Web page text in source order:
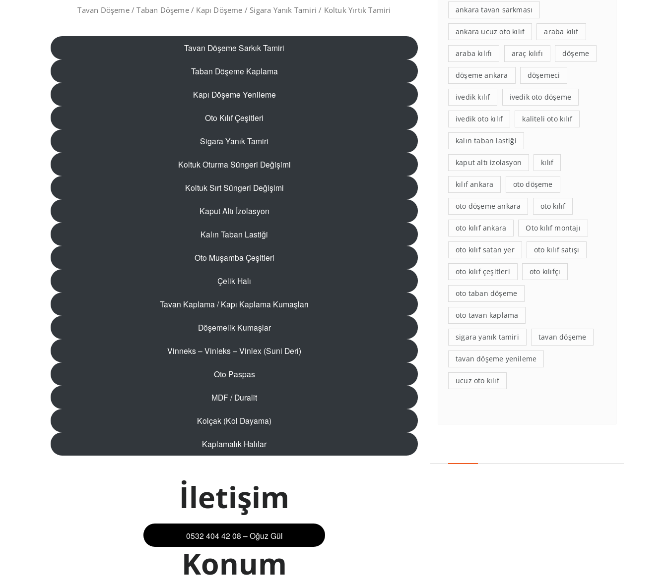
Tavan Döşeme / Taban Döşeme / Kapı Döşeme / Sigara Yanık Tamiri / Koltuk Yırtık Tamiri
Tavan Döşeme Sarkık Tamiri
Taban Döşeme Kaplama
Kapı Döşeme Yenileme
Oto Kılıf Çeşitleri
Sigara Yanık Tamiri
Koltuk Oturma Süngeri Değişimi
Koltuk Sırt Süngeri Değişimi
Kaput Altı İzolasyon
Kalın Taban Lastiği
Oto Muşamba Çeşitleri
Çelik Halı
Tavan Kaplama / Kapı Kaplama Kumaşları
Döşemelik Kumaşlar
Vinneks – Vinleks – Vinlex (Suni Deri)
Oto Paspas
MDF / Duralit
Kolçak (Kol Dayama)
Kaplamalık Halılar
İletişim
0532 404 42 08 – Oğuz Gül
Konum
ankara tavan sarkması
ankara ucuz oto kılıf araba kılıf
araba kılıfı araç kılıfı döşeme
döşeme ankara döşemeci
ivedik kılıf ivedik oto döşeme
ivedik oto kılıf kaliteli oto kılıf
kalın taban lastiği
kaput altı izolasyon kılıf
kılıf ankara oto döşeme
oto döşeme ankara oto kılıf
oto kılıf ankara Oto kılıf montajı
oto kılıf satan yer oto kılıf satışı
oto kılıf çeşitleri oto kılıfçı
oto taban döşeme
oto tavan kaplama
sigara yanık tamiri tavan döşeme
tavan döşeme yenileme
ucuz oto kılıf